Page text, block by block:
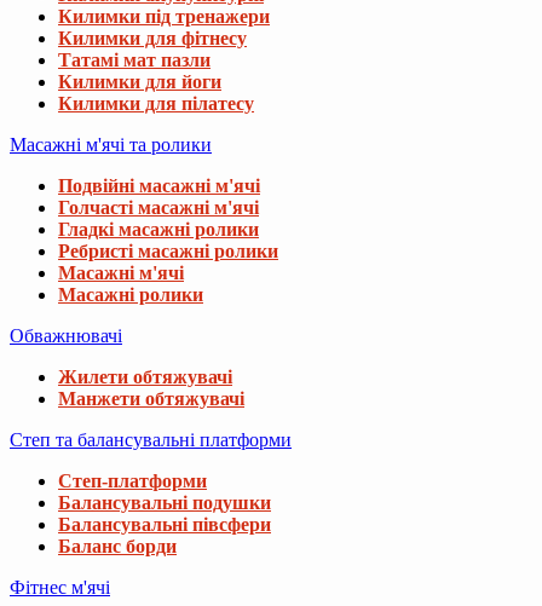
Килимки під тренажери
Килимки для фітнесу
Татамі мат пазли
Килимки для йоги
Килимки для пілатесу
Масажні м'ячі та ролики
Подвійні масажні м'ячі
Голчасті масажні м'ячі
Гладкі масажні ролики
Ребристі масажні ролики
Масажні м'ячі
Масажні ролики
Обважнювачі
Жилети обтяжувачі
Манжети обтяжувачі
Степ та балансувальні платформи
Степ-платформи
Балансувальні подушки
Балансувальні півсфери
Баланс борди
Фітнес м'ячі